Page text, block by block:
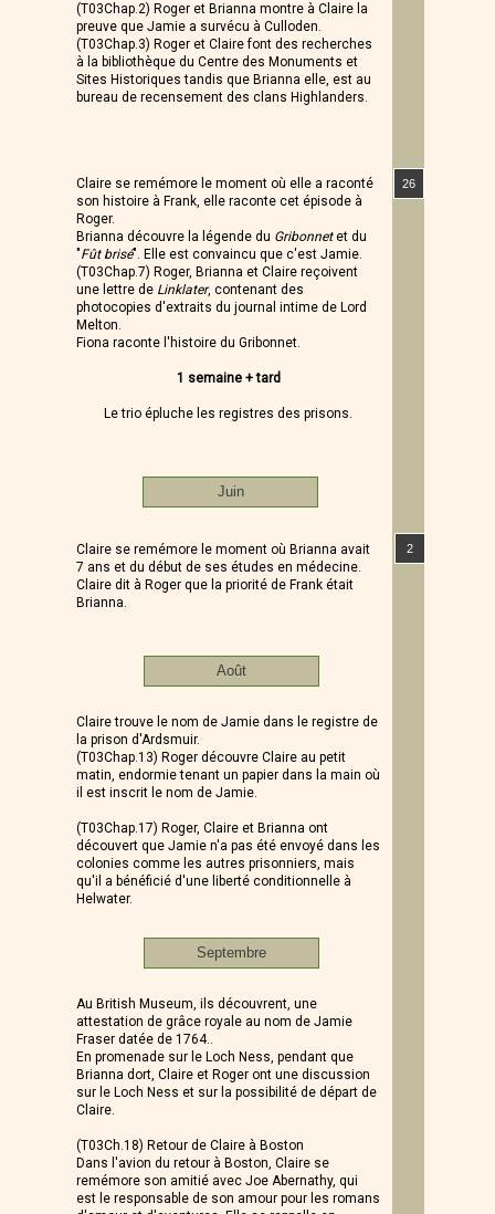
(T03Chap.2) Roger et Brianna montre à Claire la
preuve que Jamie a survécu à Culloden.
(T03Chap.3) Roger et Claire font des recherches
à la bibliothèque du Centre des Monuments et
Sites Historiques tandis que Brianna elle, est au
bureau de recensement des clans Highlanders.
Claire se remémore le moment où elle a raconté
son histoire à Frank, elle raconte cet épisode à
Roger.
Brianna découvre la légende du Gribonnetet du
"Fût brisé". Elle est convaincu que c'est Jamie.
(T03Chap.7) Roger, Brianna et Claire reçoivent
une lettre de Linklater, contenant des
photocopies d'extraits du journal intime de Lord
Melton.
Fiona raconte l'histoire du Gribonnet.
1 semaine + tard
Le trio épluche les registres des prisons.
26
Juin
2
Claire se remémore le moment où Brianna avait
7 ans et du début de ses études en médecine.
Claire dit à Roger que la priorité de Frank était
Brianna.
Août
Claire trouve le nom de Jamie dans le registre de
la prison d'Ardsmuir.
(T03Chap.13) Roger découvre Claire au petit
matin, endormie tenant un papier dans la main où
il est inscrit le nom de Jamie.
(T03Chap.17) Roger, Claire et Brianna ont
découvert que Jamie n'a pas été envoyé dans les
colonies comme les autres prisonniers, mais
qu'il a bénéficié d'une liberté conditionnelle à
Helwater.
Septembre
Au British Museum, ils découvrent, une
attestation de grâce royale au nom de Jamie
Fraser datée de 1764..
En promenade sur le Loch Ness, pendant que
Brianna dort, Claire et Roger ont une discussion
sur le Loch Ness et sur la possibilité de départ de
Claire.
(T03Ch.18) Retour de Claire à Boston
Dans l'avion du retour à Boston, Claire se
remémore son amitié avec Joe Abernathy, qui
est le responsable de son amour pour les romans